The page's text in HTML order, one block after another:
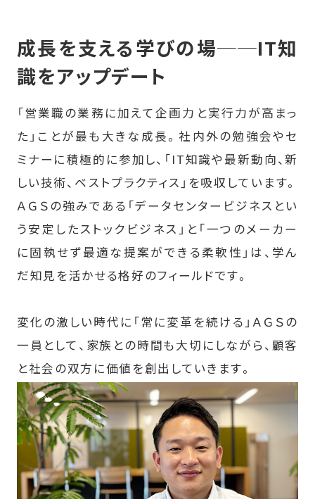
成長を支える学びの場──IT知
識をアップデート
「営業職の業務に加えて企画力と実行力が高まっ
た」ことが最も大きな成長。社内外の勉強会やセ
ミナーに積極的に参加し、「IT知識や最新動向、新
しい技術、ベストプラクティス」を吸収しています。
ＡＧＳの強みである「データセンタービジネスとい
う安定したストックビジネス」と「一つのメーカー
に固執せず最適な提案ができる柔軟性」は、学ん
だ知見を活かせる格好のフィールドです。
変化の激しい時代に「常に変革を続ける」ＡＧＳの
一員として、家族との時間も大切にしながら、顧客
と社会の双方に価値を創出していきます。